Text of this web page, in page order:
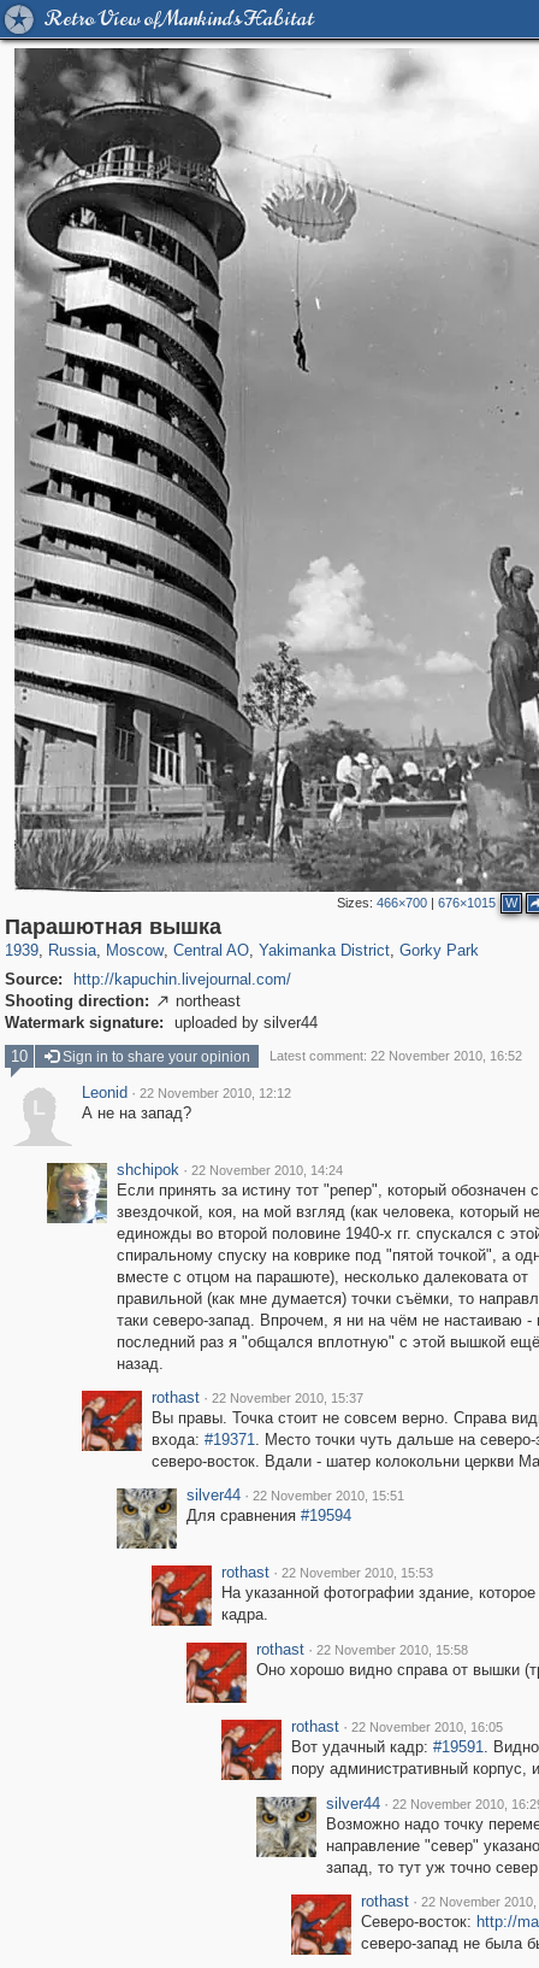
Retro View of Mankind's Habitat
Sizes:466×700 |676×1015 W
Парашютная вышка
1939, Russia
1,407,328 29,248
, Moscow
319,882 8,286
, Central AO
160,021 5,916
, Yakimanka District, Gorky Park
Source:
http://kapuchin.livejournal.com/
Shooting direction:  northeast
Watermark signature:
uploaded by silver44
10
Sign in to share your opinion Latest comment: 22 November 2010, 16:52
L
Leonid · 22 November 2010, 12:12
А не на запад?
shchipok · 22 November 2010, 14:24
Если принять за истину тот "репер", который обозначен
звездочкой, коя, на мой взгляд (как человека, который не
единожды во второй половине 1940-х гг. спускался с
спиральному спуску на коврике под "пятой точкой", а
вместе с отцом на парашюте), несколько далековата от
правильной (как мне думается) точки съёмки, то
таки северо-запад. Впрочем, я ни на чём не настаиваю -
последний раз я "общался вплотную" с этой вышкой
назад.
rothast · 22 November 2010, 15:37
Вы правы. Точка стоит не совсем верно. Справа
входа: #19371. Место точки чуть дальше на
северо-восток. Вдали - шатер колокольни церкви
silver44 · 22 November 2010, 15:51
Для сравнения #19594
rothast · 22 November 2010, 15:53
На указанной фотографии здание,
кадра.
rothast · 22 November 2010, 15:58
Оно хорошо видно справа от вышки
rothast · 22 November 2010, 16:05
Вот удачный кадр: #19591.
пору административный
silver44 · 22 November 2010,
Возможно надо точку
направление "север"
запад, то тут уж точно
rothast · 22 November 2010,
Северо-восток: http://
северо-запад не была